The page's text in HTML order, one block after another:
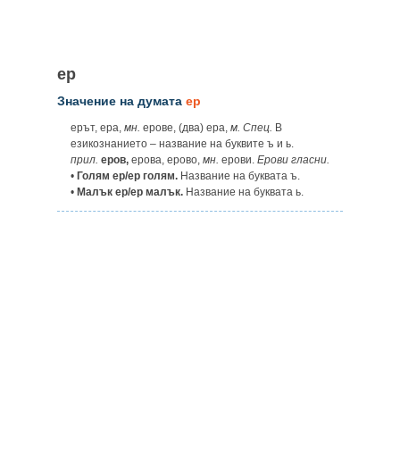
ер
Значение на думата ер
ерът, ера, мн. ерове, (два) ера, м. Спец. В
езикознанието – название на буквите ъ и ь.
прил. еров, ерова, ерово, мн. ерови. Ерови гласни.
• Голям ер/ер голям. Название на буквата ъ.
• Малък ер/ер малък. Название на буквата ь.